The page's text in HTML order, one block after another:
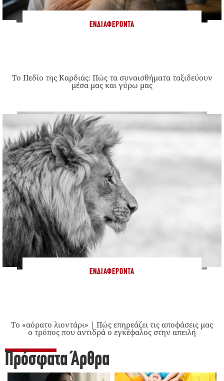
ΕΝΔΙΑΦΈΡΟΝΤΑ
Το Πεδίο της Καρδιάς: Πώς τα συναισθήματα ταξιδεύουν
μέσα μας και γύρω μας
ΕΝΔΙΑΦΈΡΟΝΤΑ
Το «αόρατο λιοντάρι» | Πώς επηρεάζει τις αποφάσεις μας
ο τρόπος που αντιδρά ο εγκέφαλος στην απειλή
Πρόσφατα Άρθρα